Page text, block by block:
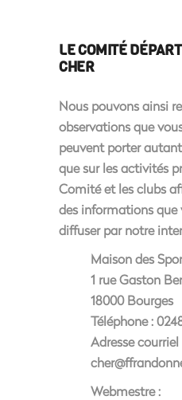
LE COMITÉ
CHER
Nous pouvons ainsi
observations que
peuvent porter
que sur les activités
Comité et les clubs
des informations que
diffuser par notre
Maison des
1 rue Gaston
18000 Bourges
Téléphone :
Adresse
Webmestre :